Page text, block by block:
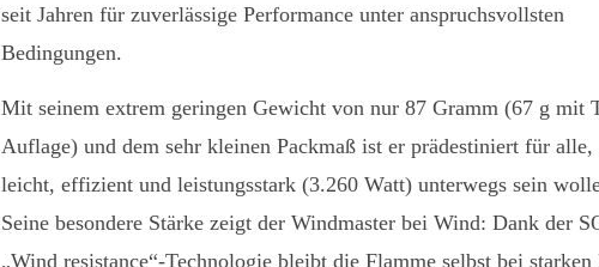
seit Jahren für zuverlässige Performance unter anspruchsvollsten
Bedingungen.
Mit seinem extrem geringen Gewicht von nur 87 Gramm (67 g mit
Auflage) und dem sehr kleinen Packmaß ist er prädestiniert für alle,
leicht, effizient und leistungsstark (3.260 Watt) unterwegs sein
Seine besondere Stärke zeigt der Windmaster bei Wind: Dank der
„Wind resistance“-Technologie bleibt die Flamme selbst bei starken